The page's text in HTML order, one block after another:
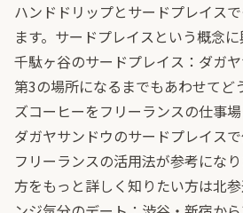
ハンドドリップとサードプレイス
ます。サードプレイスという概念
千駄ヶ谷のサードプレイス：ダガ
第3の場所になるまでもあわせてど
ズコーヒーをフリーランスの仕事
ダガヤサンドウのサードプレイス
フリーランスの活用法が参考にな
方をもっと詳しく知りたい方は北